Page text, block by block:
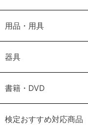
用品・用具
器具
書籍・DVD
検定おすすめ対応商品